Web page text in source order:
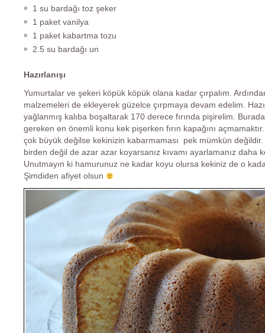
1 su bardağı toz şeker
1 paket vanilya
1 paket kabartma tozu
2.5 su bardağı un
Hazırlanışı
Yumurtalar ve şekeri köpük köpük olana kadar çırpalım.
malzemeleri de ekleyerek güzelce çırpmaya devam edelim.
yağlanmış kalıba boşaltarak 170 derece fırında pişirelim.
gereken en önemli konu kek pişerken fırın kapağını
çok büyük değilse kekinizin kabarmaması pek mümkün
birden değil de azar azar koyarsanız kıvamı ayarlamanız daha
Unutmayın ki hamurunuz ne kadar koyu olursa kekiniz de o
Şimdiden afiyet olsun